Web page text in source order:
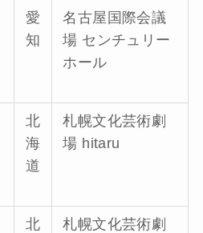
愛
知
名古屋国際会議
場 センチュリー
ホール
北
海
道
札幌文化芸術劇
場 hitaru
北
札幌文化芸術劇